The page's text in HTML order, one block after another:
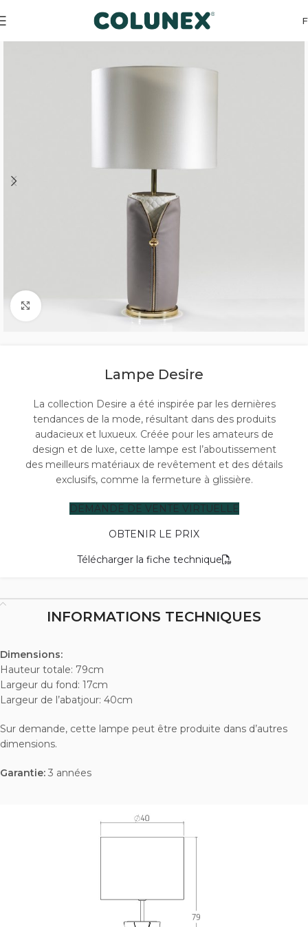
Click to enlarge
Lampe Desire
La collection Desire a été inspirée par les dernières
tendances de la mode, résultant dans des produits
audacieux et luxueux. Créée pour les amateurs de
design et de luxe, cette lampe est l’aboutissement
des meilleurs matériaux de revêtement et des détails
exclusifs, comme la fermeture à glissière.
DEMANDE DE VENTE VIRTUELLE
OBTENIR LE PRIX
Télécharger la fiche technique
INFORMATIONS TECHNIQUES
Dimensions:
Hauteur totale: 79cm
Largeur du fond: 17cm
Largeur de l’abatjour: 40cm
Sur demande, cette lampe peut être produite dans d’autres
dimensions.
Garantie: 3 années